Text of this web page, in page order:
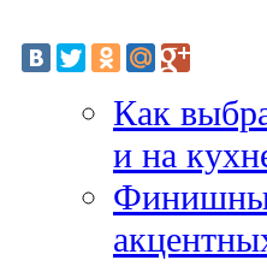
Как
и на